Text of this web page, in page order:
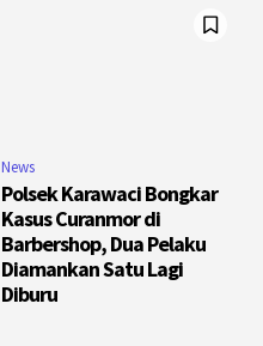
News
Polsek Karawaci Bongkar
Kasus Curanmor di
Barbershop, Dua Pelaku
Diamankan Satu Lagi
Diburu